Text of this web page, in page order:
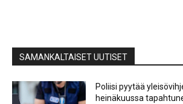
SAMANKALTAISET UUTISET
Poliisi pyytää
heinäkuussa